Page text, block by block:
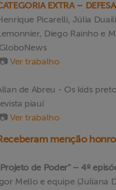
EXTRA –
Picarelli, Júlia
Diego Rainho e
GloboNews
📷 Ver trabalho
de Abreu - Os kids
piauí
📷 Ver trabalho
menção
de Poder” – 4º
Mello e equipe (Juliana